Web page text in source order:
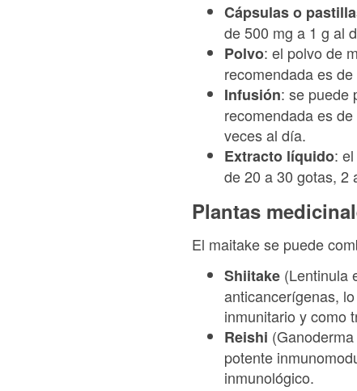
Cápsulas o
de 500 mg a 1 g al
Polvo: el polvo de
recomendada es
Infusión: se puede
recomendada es
veces al día.
Extracto líquido:
de 20 a 30 gotas, 2
Plantas
El maitake se puede
Shiitake (Lentinula
anticancerígenas,
inmunitario y como
Reishi
potente
inmunológico.